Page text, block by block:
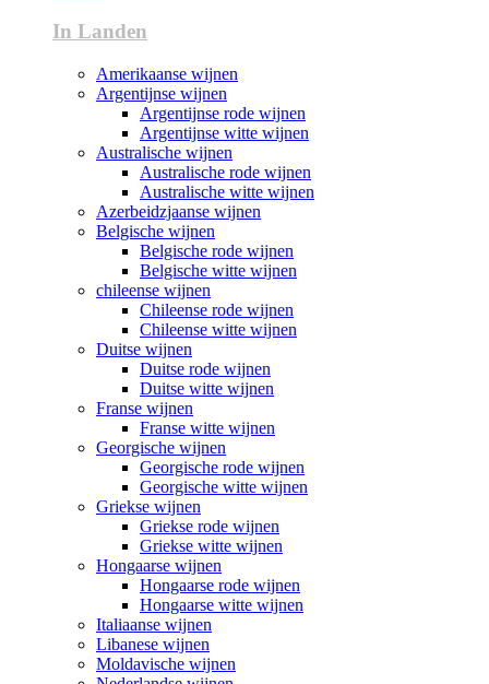
In Landen
Amerikaanse wijnen
Argentijnse wijnen
Argentijnse rode wijnen
Argentijnse witte wijnen
Australische wijnen
Australische rode wijnen
Australische witte wijnen
Azerbeidzjaanse wijnen
Belgische wijnen
Belgische rode wijnen
Belgische witte wijnen
chileense wijnen
Chileense rode wijnen
Chileense witte wijnen
Duitse wijnen
Duitse rode wijnen
Duitse witte wijnen
Franse wijnen
Franse witte wijnen
Georgische wijnen
Georgische rode wijnen
Georgische witte wijnen
Griekse wijnen
Griekse rode wijnen
Griekse witte wijnen
Hongaarse wijnen
Hongaarse rode wijnen
Hongaarse witte wijnen
Italiaanse wijnen
Libanese wijnen
Moldavische wijnen